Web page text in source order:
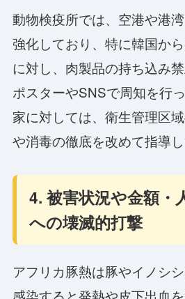
動物検疫所では、空港や港
強化しており、特に韓国か
に対し、肉製品の持ち込み
ポスターやSNSで周知を行
家に対しては、衛生管理区
や消毒の徹底を改めて指導し
4. 被害状況や金額・
への壊滅的打撃
アフリカ豚熱は豚やイノシシ